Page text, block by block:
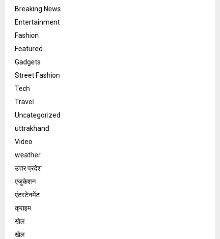
Breaking News
Entertainment
Fashion
Featured
Gadgets
Street Fashion
Tech
Travel
Uncategorized
uttrakhand
Video
weather
उत्तर प्रदेश
एजुकेशन
एंटरटेनमेंट
क्राइम
खेल
खेल